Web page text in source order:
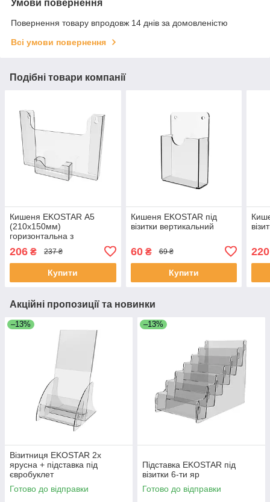
Умови повернення
Повернення товару впродовж 14 днів за домовленістю
Всі умови повернення
Подібні товари компанії
Кишеня EKOSTAR А5
(210х150мм)
горизонтальна з
візитницею. Кріплення на
саморіз.
206 ₴ 237 ₴
Купити
Кишеня EKOSTAR під
візитки вертикальний
60₴ 69 ₴
Купити
220
Акційні пропозиції та новинки
–13%
Візитниця EKOSTAR 2х
ярусна + підставка під
євробуклет
Готово до відправки
–13%
Підставка EKOSTAR під
візитки 6-ти яр
Готово до відправки